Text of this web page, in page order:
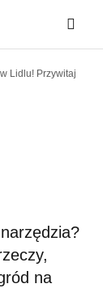
Lidlu! Przywitaj
na